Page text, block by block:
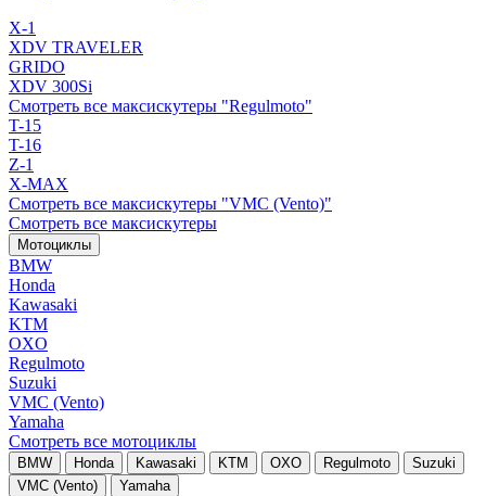
X-1
XDV TRAVELER
GRIDO
XDV 300Si
Смотреть все максискутеры "Regulmoto"
T-15
T-16
Z-1
X-MAX
Смотреть все максискутеры "VMC (Vento)"
Смотреть все максискутеры
Мотоциклы
BMW
Honda
Kawasaki
KTM
OXO
Regulmoto
Suzuki
VMC (Vento)
Yamaha
Смотреть все мотоциклы
BMW Honda Kawasaki KTM OXO Regulmoto
Suzuki
VMC (Vento)
Yamaha